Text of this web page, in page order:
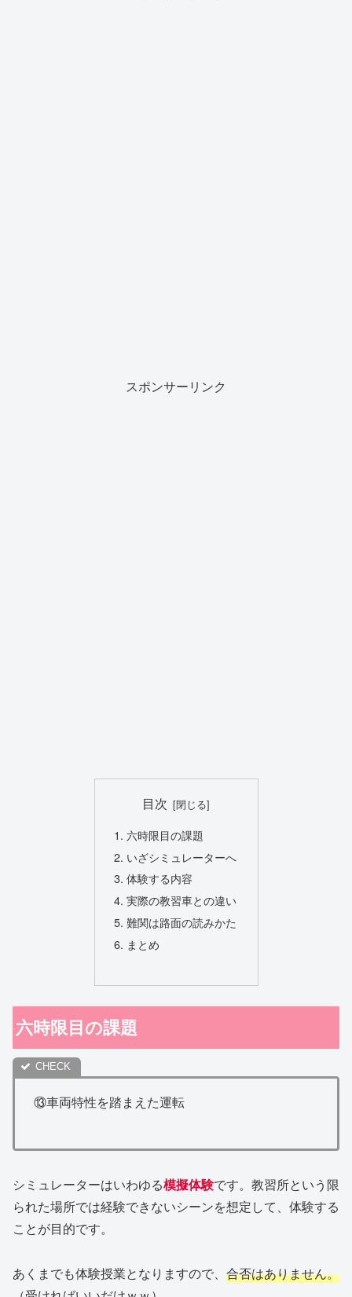
スポンサーリンク
目次
六時限目の課題
いざシミュレーターへ
体験する内容
実際の教習車との違い
難関は路面の読みかた
まとめ
六時限目の課題
⑬車両特性を踏まえた運転
シミュレーターはいわゆる模擬体験です。教習所という限
られた場所では経験できないシーンを想定して、体験する
ことが目的です。
あくまでも体験授業となりますので、 合否はありません。